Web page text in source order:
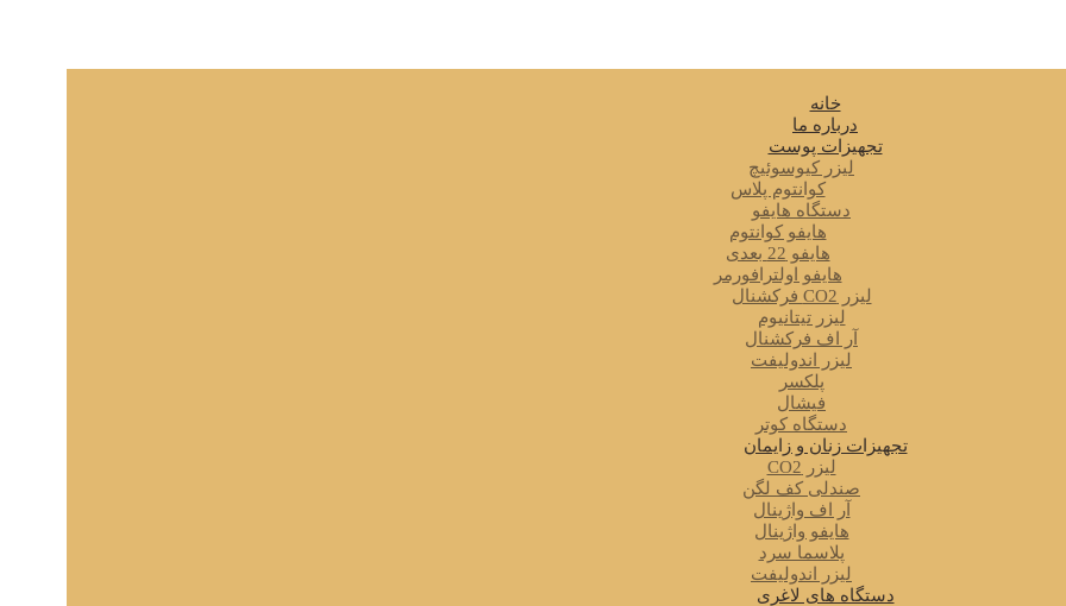
خانه
درباره ما
تجهیزات پوست
لیزر کیوسوئیچ
کوانتوم پلاس
دستگاه هایفو
هایفو کوانتوم
هایفو 22 بعدی
هایفو اولترافورمر
لیزر CO2 فرکشنال
لیزر تیتانیوم
آر اف فرکشنال
لیزر اندولیفت
پلکسر
فیشال
دستگاه کوتر
تجهیزات زنان و زایمان
لیزر CO2
صندلی کف لگن
آر اف واژینال
هایفو واژینال
پلاسما سرد
لیزر اندولیفت
دستگاه های لاغری